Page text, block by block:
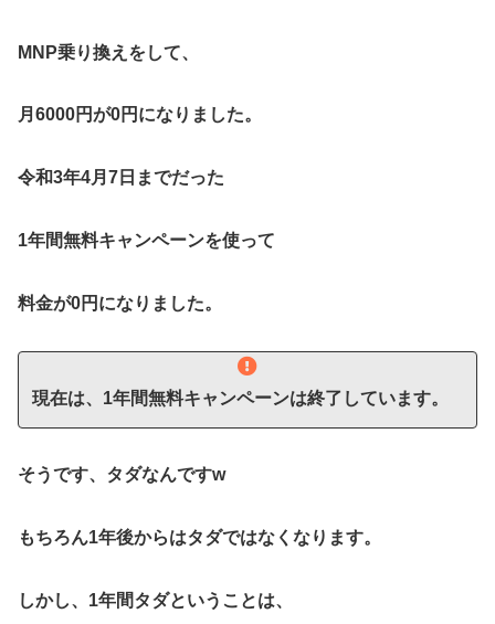
MNP乗り換えをして、
月6000円が0円になりました。
令和3年4月7日までだった
1年間無料キャンペーンを使って
料金が0円になりました。
現在は、1年間無料キャンペーンは終了しています。
そうです、タダなんですw
もちろん1年後からはタダではなくなります。
しかし、1年間タダということは、